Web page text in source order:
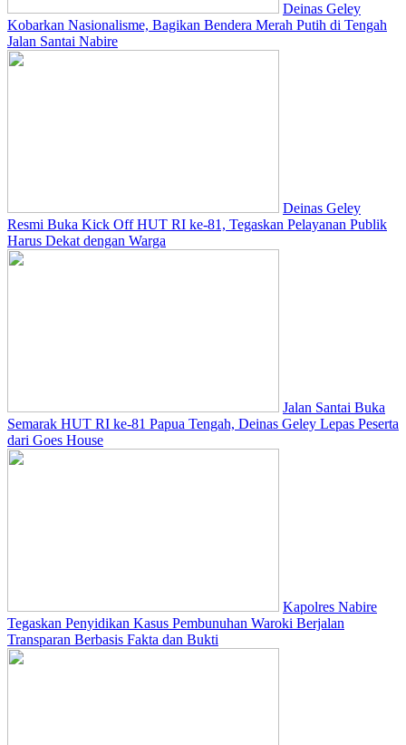
Deinas Geley
Kobarkan Nasionalisme, Bagikan Bendera Merah Putih di Tengah
Jalan Santai Nabire
Deinas Geley
Resmi Buka Kick Off HUT RI ke-81, Tegaskan Pelayanan Publik
Harus Dekat dengan Warga
Jalan Santai Buka
Semarak HUT RI ke-81 Papua Tengah, Deinas Geley Lepas Peserta
dari Goes House
Kapolres Nabire
Tegaskan Penyidikan Kasus Pembunuhan Waroki Berjalan
Transparan Berbasis Fakta dan Bukti